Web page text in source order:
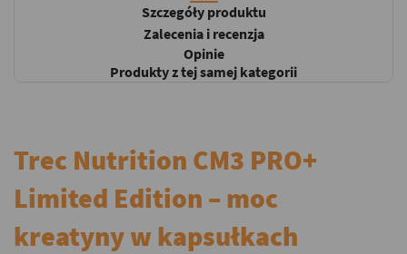
Szczegóły produktu
Zalecenia i recenzja
Opinie
Produkty z tej samej kategorii
Trec Nutrition CM3 PRO+
Limited Edition – moc
kreatyny w kapsułkach